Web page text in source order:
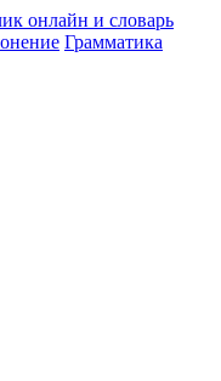
Грамматика